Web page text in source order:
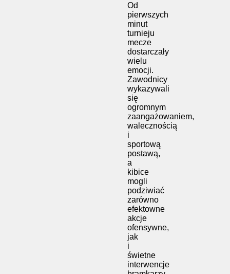
Od
pierwszych
minut
turnieju
mecze
dostarczały
wielu
emocji.
Zawodnicy
wykazywali
się
ogromnym
zaangażowaniem,
walecznością
i
sportową
postawą,
a
kibice
mogli
podziwiać
zarówno
efektowne
akcje
ofensywne,
jak
i
świetne
interwencje